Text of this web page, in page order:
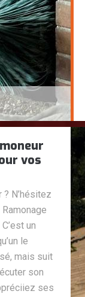
vos
N’hésitez
un
le
mais suit
son
ses